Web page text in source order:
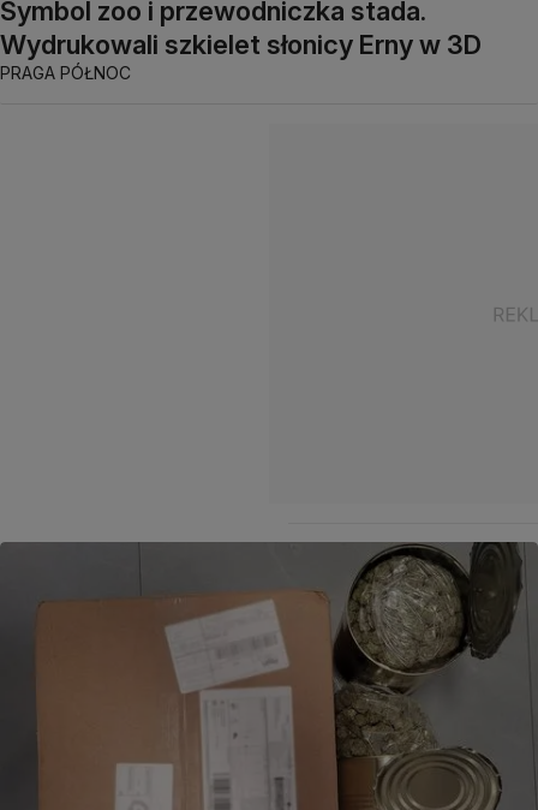
Symbol zoo i przewodniczka stada.
Wydrukowali szkielet słonicy Erny w 3D
PRAGA PÓŁNOC